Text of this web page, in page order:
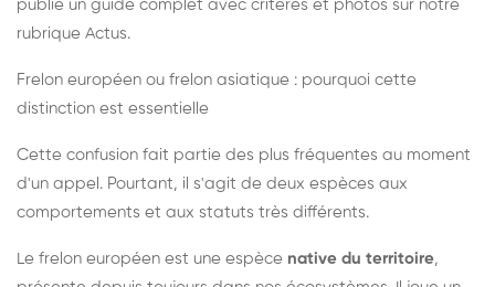
publié un guide complet avec critères et photos sur notre
rubrique Actus.
Frelon européen ou frelon asiatique : pourquoi cette
distinction est essentielle
Cette confusion fait partie des plus fréquentes au moment
d'un appel. Pourtant, il s'agit de deux espèces aux
comportements et aux statuts très différents.
Le frelon européen est une espèce native du territoire,